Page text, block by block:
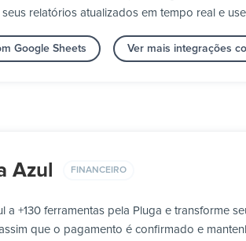
seus relatórios atualizados em tempo real e
Google Sheets Ver mais integrações
Azul FINANCEIRO
a +130 ferramentas pela Pluga e transforme
que o pagamento é confirmado e